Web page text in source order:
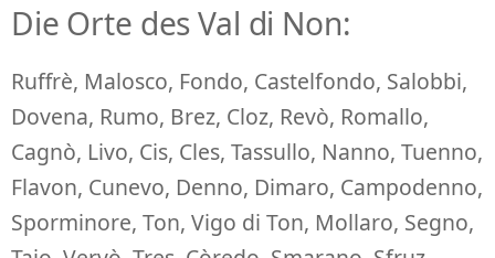
Die Orte des Val di Non:
Ruffrè, Malosco, Fondo, Castelfondo, Salobbi,
Dovena, Rumo, Brez, Cloz, Revò, Romallo,
Cagnò, Livo, Cis, Cles, Tassullo, Nanno, Tuenno,
Flavon, Cunevo, Denno, Dimaro, Campodenno,
Sporminore, Ton, Vigo di Ton, Mollaro, Segno,